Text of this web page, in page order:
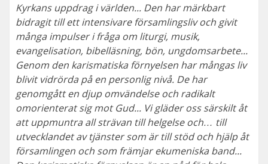
Kyrkans uppdrag i världen... Den har märkbart
bidragit till ett intensivare församlingsliv och givit
många impulser i fråga om liturgi, musik,
evangelisation, bibelläsning, bön, ungdomsarbete...
Genom den karismatiska förnyelsen har mångas liv
blivit vidrörda på en personlig nivå. De har
genomgått en djup omvändelse och radikalt
omorienterat sig mot Gud... Vi gläder oss särskilt åt
att uppmuntra all strävan till helgelse och… till
utvecklandet av tjänster som är till stöd och hjälp åt
församlingen och som främjar ekumeniska band...